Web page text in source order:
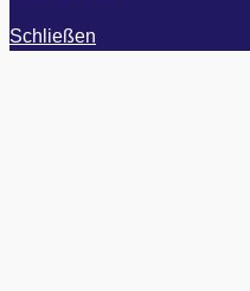
Schließen